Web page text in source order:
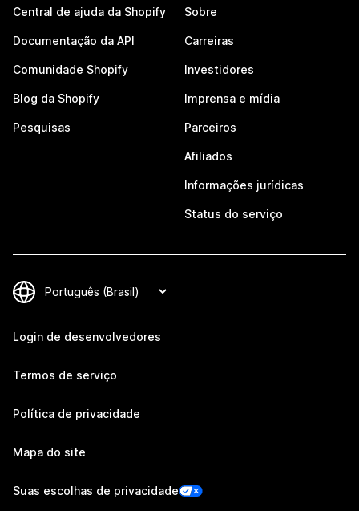
Central de ajuda da Shopify
Documentação da API
Comunidade Shopify
Blog da Shopify
Pesquisas
Sobre
Carreiras
Investidores
Imprensa e mídia
Parceiros
Afiliados
Informações jurídicas
Status do serviço
Login de desenvolvedores
Termos de serviço
Política de privacidade
Mapa do site
Suas escolhas de privacidade